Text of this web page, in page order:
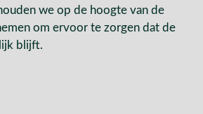
we op de hoogte van de
om ervoor te zorgen dat de
blijft.